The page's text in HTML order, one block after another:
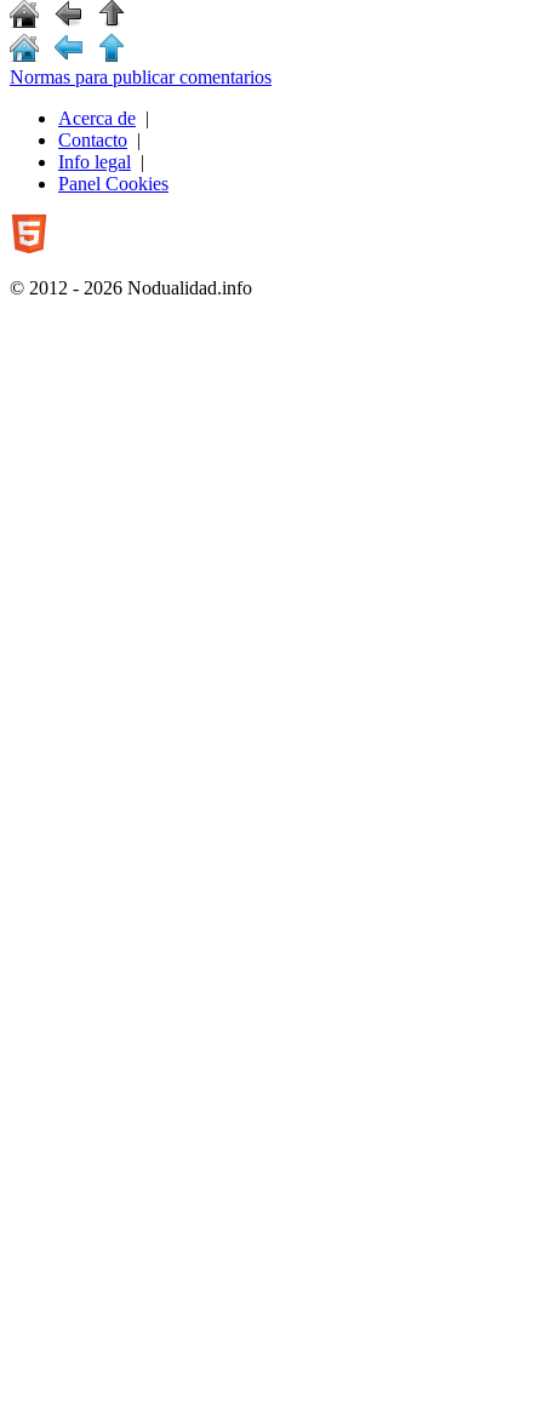
Normas para publicar comentarios
Acerca de |
Contacto |
Info legal |
Panel Cookies
© 2012 - 2026 Nodualidad.info